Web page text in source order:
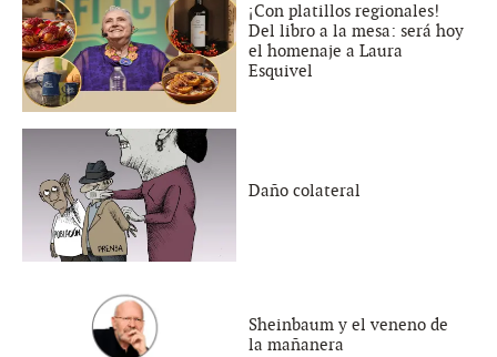
¡Con platillos regionales!
Del libro a la mesa: será hoy
el homenaje a Laura
Esquivel
Daño colateral
Sheinbaum y el veneno de
la mañanera